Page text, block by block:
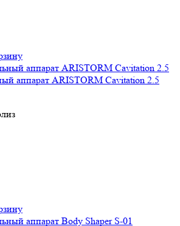
аппарат ARISTORM Cavitation 2.5